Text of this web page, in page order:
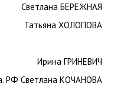
Светлана БЕРЕЖНАЯ
Татьяна ХОЛОПОВА
Ирина ГРИНЕВИЧ
РФ Светлана КОЧАНОВА